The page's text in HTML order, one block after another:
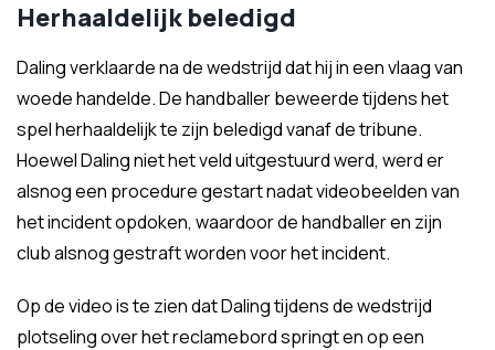
Herhaaldelijk beledigd
Daling verklaarde na de wedstrijd dat hij in een vlaag van
woede handelde. De handballer beweerde tijdens het
spel herhaaldelijk te zijn beledigd vanaf de tribune.
Hoewel Daling niet het veld uitgestuurd werd, werd er
alsnog een procedure gestart nadat videobeelden van
het incident opdoken, waardoor de handballer en zijn
club alsnog gestraft worden voor het incident.
Op de video is te zien dat Daling tijdens de wedstrijd
plotseling over het reclamebord springt en op een